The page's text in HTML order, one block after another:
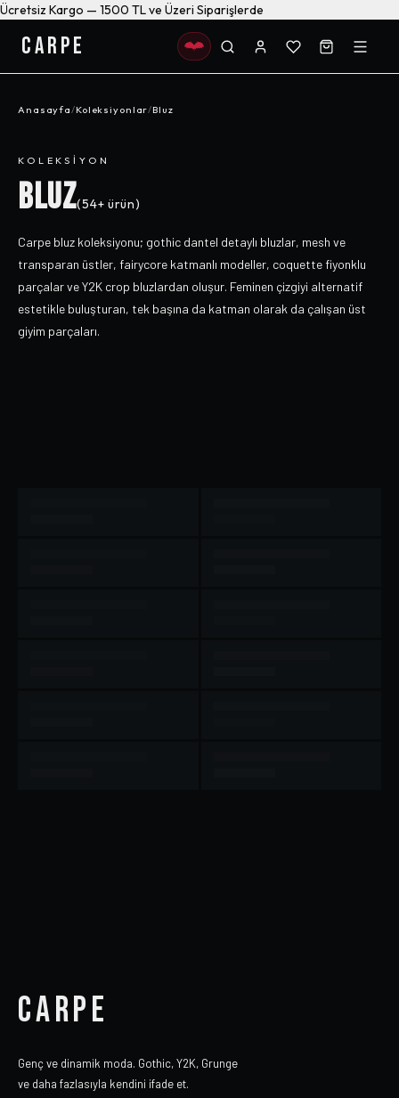
Ücretsiz Kargo — 1500 TL ve Üzeri Siparişlerde
CARPE
Anasayfa/Koleksiyonlar/Bluz
KOLEKSIYON
BLUZ(54+ ürün)
Carpe bluz koleksiyonu; gothic dantel detaylı bluzlar, mesh ve
transparan üstler, fairycore katmanlı modeller, coquette fiyonklu
parçalar ve Y2K crop bluzlardan oluşur. Feminen çizgiyi alternatif
estetikle buluşturan, tek başına da katman olarak da çalışan üst
giyim parçaları.
CARPE
Genç ve dinamik moda. Gothic, Y2K, Grunge
ve daha fazlasıyla kendini ifade et.